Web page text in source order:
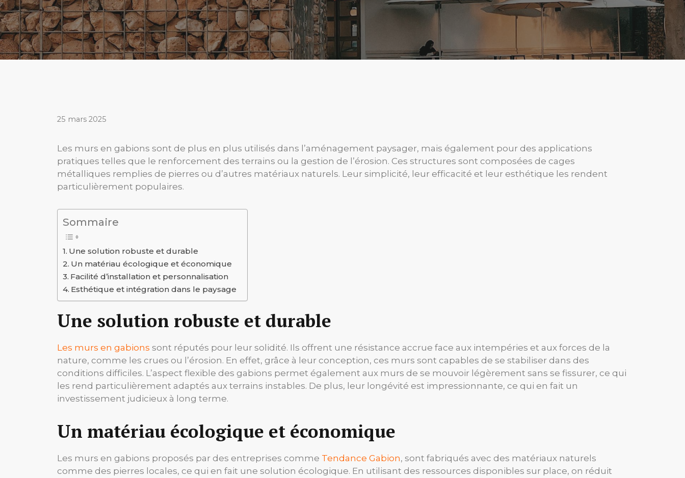
25 mars 2025
Les murs en gabions sont de plus en plus utilisés dans l’aménagement paysager, mais également pour des applications
pratiques telles que le renforcement des terrains ou la gestion de l’érosion. Ces structures sont composées de cages
métalliques remplies de pierres ou d’autres matériaux naturels. Leur simplicité, leur efficacité et leur esthétique les rendent
particulièrement populaires.
Sommaire
Une solution robuste et durable
Un matériau écologique et économique
Facilité d’installation et personnalisation
Esthétique et intégration dans le paysage
Une solution robuste et durable
Les murs en gabions sont réputés pour leur solidité. Ils offrent une résistance accrue face aux intempéries et aux forces de la
nature, comme les crues ou l’érosion. En effet, grâce à leur conception, ces murs sont capables de se stabiliser dans des
conditions difficiles. L’aspect flexible des gabions permet également aux murs de se mouvoir légèrement sans se fissurer, ce qui
les rend particulièrement adaptés aux terrains instables. De plus, leur longévité est impressionnante, ce qui en fait un
investissement judicieux à long terme.
Un matériau écologique et économique
Les murs en gabions proposés par des entreprises comme Tendance Gabion, sont fabriqués avec des matériaux naturels
comme des pierres locales, ce qui en fait une solution écologique. En utilisant des ressources disponibles sur place, on réduit